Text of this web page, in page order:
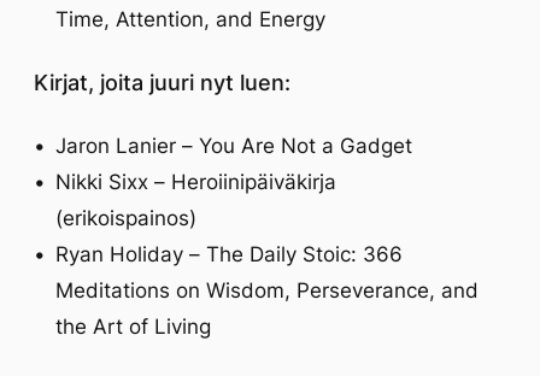
Time, Attention, and Energy
Kirjat, joita juuri nyt luen:
Jaron Lanier – You Are Not a Gadget
Nikki Sixx – Heroiinipäiväkirja
(erikoispainos)
Ryan Holiday – The Daily Stoic: 366
Meditations on Wisdom, Perseverance, and
the Art of Living